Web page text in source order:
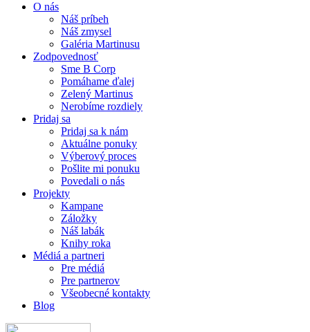
O nás
Náš príbeh
Náš zmysel
Galéria Martinusu
Zodpovednosť
Sme B Corp
Pomáhame ďalej
Zelený Martinus
Nerobíme rozdiely
Pridaj sa
Pridaj sa k nám
Aktuálne ponuky
Výberový proces
Pošlite mi ponuku
Povedali o nás
Projekty
Kampane
Záložky
Náš labák
Knihy roka
Médiá a partneri
Pre médiá
Pre partnerov
Všeobecné kontakty
Blog